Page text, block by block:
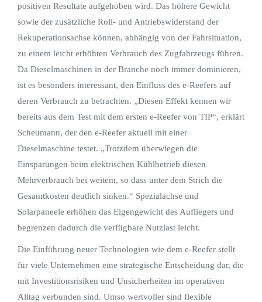
positiven Resultate aufgehoben wird. Das höhere Gewicht
sowie der zusätzliche Roll- und Antriebswiderstand der
Rekuperationsachse können, abhängig von der Fahrsituation,
zu einem leicht erhöhten Verbrauch des Zugfahrzeugs führen.
Da Dieselmaschinen in der Branche noch immer dominieren,
ist es besonders interessant, den Einfluss des e-Reefers auf
deren Verbrauch zu betrachten. „Diesen Effekt kennen wir
bereits aus dem Test mit dem ersten e-Reefer von TIP“, erklärt
Scheumann, der den e-Reefer aktuell mit einer
Dieselmaschine testet. „Trotzdem überwiegen die
Einsparungen beim elektrischen Kühlbetrieb diesen
Mehrverbrauch bei weitem, so dass unter dem Strich die
Gesamtkosten deutlich sinken.“ Spezialachse und
Solarpaneele erhöhen das Eigengewicht des Aufliegers und
begrenzen dadurch die verfügbare Nutzlast leicht.
Die Einführung neuer Technologien wie dem e-Reefer stellt
für viele Unternehmen eine strategische Entscheidung dar, die
mit Investitionsrisiken und Unsicherheiten im operativen
Alltag verbunden sind. Umso wertvoller sind flexible